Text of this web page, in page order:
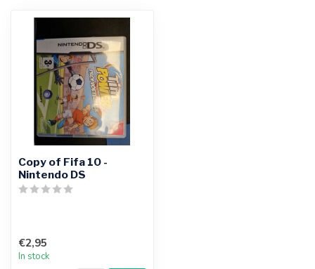
Copy of Fifa 10 -
Nintendo DS
€2,95
In stock